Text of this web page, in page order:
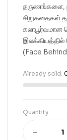
தருணங்களை,
சிறுகதைகள்
கலாபூர்வமான
இலக்கியத்தில்
(Face Behind
Already sold:
Quantity